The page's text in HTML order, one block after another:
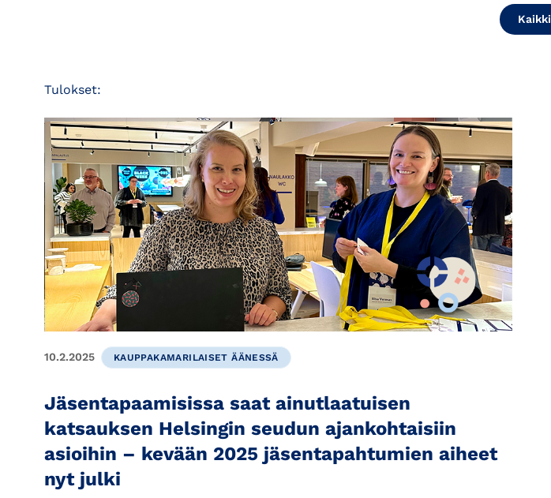
Kaikki
Tulokset:
10.2.2025 KAUPPAKAMARILAISET ÄÄNESSÄ
Jäsentapaamisissa saat ainutlaatuisen
katsauksen Helsingin seudun ajankohtaisiin
asioihin – kevään 2025 jäsentapahtumien aiheet
nyt julki